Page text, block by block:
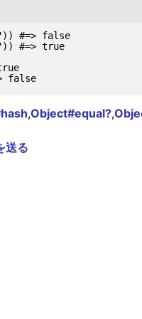
#=> false
#=> true
p(4.eql?(4.0)) #=> false
,Object#equal?,
送る